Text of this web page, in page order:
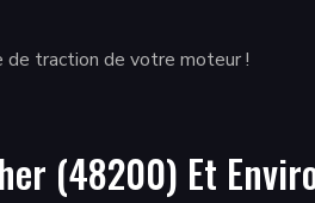
traction de votre moteur !
(48200) Et